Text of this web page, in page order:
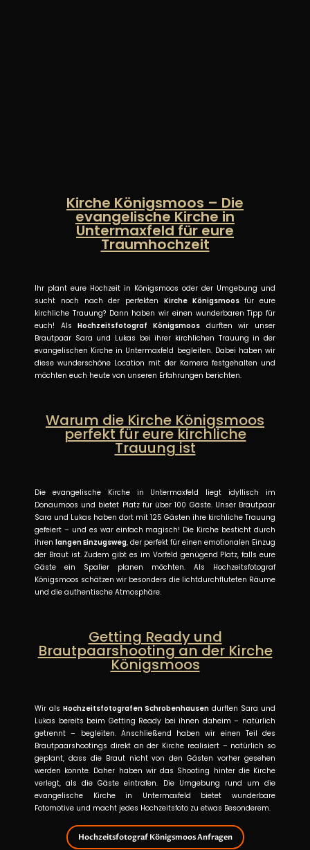
Kirche Königsmoos – Die
evangelische Kirche in
Untermaxfeld für eure
Traumhochzeit
Ihr plant eure Hochzeit in Königsmoos oder der Umgebung und
sucht noch nach der perfekten Kirche Königsmoosfür eure
kirchliche Trauung? Dann haben wir einen wunderbaren Tipp für
euch! AlsHochzeitsfotograf Königsmoos durften wir unser
Brautpaar Sara und Lukas bei ihrer kirchlichen Trauung in der
evangelischen Kirche in Untermaxfeld begleiten. Dabei haben wir
diese wunderschöne Location mit der Kamera festgehalten und
möchten euch heute von unseren Erfahrungen berichten.
Warum die Kirche Königsmoos
perfekt für eure kirchliche
Trauung ist
Die evangelische Kirche in Untermaxfeld liegt idyllisch im
Donaumoos und bietet Platz für über 100 Gäste. Unser Brautpaar
Sara und Lukas haben dort mit 125 Gästen ihre kirchliche Trauung
gefeiert – und es war einfach magisch! Die Kirche besticht durch
ihren langen Einzugsweg, der perfekt für einen emotionalen Einzug
der Braut ist. Zudem gibt es im Vorfeld genügend Platz, falls eure
Gäste ein Spalier planen möchten. Als Hochzeitsfotograf
Königsmoos schätzen wir besonders die lichtdurchfluteten Räume
und die authentische Atmosphäre.
Getting Ready und
Brautpaarshooting an der Kirche
Königsmoos
Wir als Hochzeitsfotografen Schrobenhausen durften Sara und
Lukas bereits beim Getting Ready bei ihnen daheim – natürlich
getrennt – begleiten. Anschließend haben wir einen Teil des
Brautpaarshootings direkt an der Kirche realisiert – natürlich so
geplant, dass die Braut nicht von den Gästen vorher gesehen
werden konnte. Daher haben wir das Shooting hinter die Kirche
verlegt, als die Gäste eintrafen. Die Umgebung rund um die
evangelische Kirche in Untermaxfeld bietet wunderbare
Fotomotive und macht jedes Hochzeitsfoto zu etwas Besonderem.
Hochzeitsfotograf Königsmoos Anfragen